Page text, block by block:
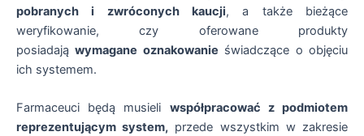
pobranych i zwróconych kaucji, a także bieżące
weryfikowanie, czy oferowane produkty
posiadająwymagane oznakowanie świadczące o objęciu
ich systemem.
Farmaceuci będą musieli współpracować z podmiotem
reprezentującym system, przede wszystkim w zakresie